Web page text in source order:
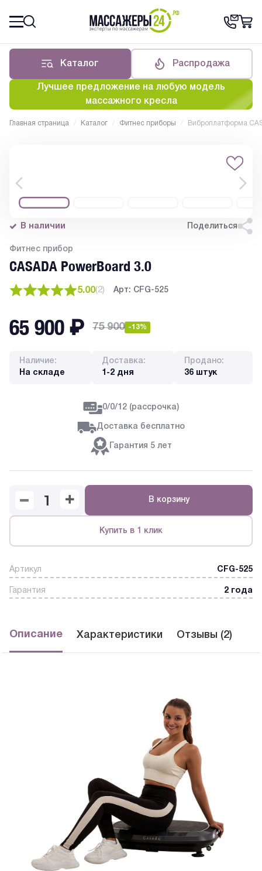
Каталог Распродажа
Лучшее предложение на любую модель
массажного кресла
Главная страница / Каталог / Фитнес приборы / Виброплатформа
В наличии Поделиться
Фитнес прибор
CASADA PowerBoard 3.0
5.00(2) Арт: CFG-525
65 900 ₽ -13%
75 900
Наличие:
На складе
Доставка:
1-2 дня
Продано:
36 штук
0/0/12 (рассрочка)
Доставка бесплатно
Гарантия 5 лет
В корзину
Купить в 1 клик
Артикул CFG-525
Гарантия 2 года
Описание Характеристики Отзывы (2)